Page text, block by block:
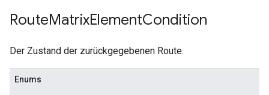
RouteMatrixElementCondition
Der Zustand der zurückgegebenen Route.
Enums